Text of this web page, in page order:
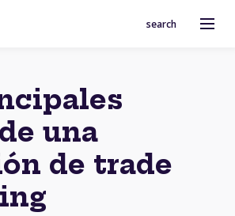
search
una
de trade